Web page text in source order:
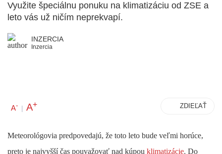
Využite špeciálnu ponuku na klimatizáciu od ZSE a
leto vás už ničím neprekvapí.
INZERCIA
Inzercia
A- | A+ ZDIEĽAŤ
Meteorológovia predpovedajú, že toto leto bude veľmi horúce,
preto je najvyšší čas pouvažovať nad kúpou klimatizácie. Do